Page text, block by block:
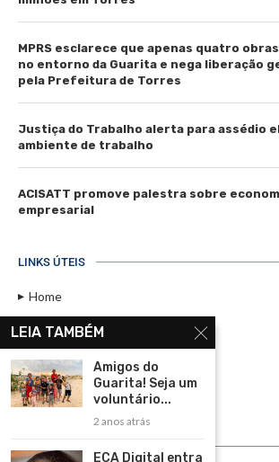
MPRS esclarece que apenas quatro
no entorno da Guarita e nega liberação
pela Prefeitura de Torres
Justiça do Trabalho alerta para assédio
ambiente de trabalho
ACISATT promove palestra sobre
empresarial
LINKS ÚTEIS
Home
Assinar
Contato
Política de Privacidade
Rádio Maristela - Ao Vivo
LEIA TAMBÉM
Amigos do
Guarita! Seja um
voluntário...
2 anos atrás
ECA Digital entra